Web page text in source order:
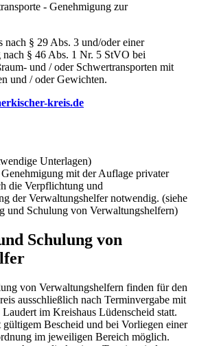
- Genehmigung zur
nach § 29 Abs. 3 und/oder einer
nach § 46 Abs. 1 Nr. 5 StVO bei
und / oder Schwertransporten mit
und / oder Gewichten.
kreis.de
Unterlagen)
mit der Auflage privater
die Verpflichtung und
der Verwaltungshelfer notwendig. (siehe
und Schulung von Verwaltungshelfern)
Schulung von
von Verwaltungshelfern finden für den
ausschließlich nach Terminvergabe mit
im Kreishaus Lüdenscheid statt.
Bescheid und bei Vorliegen einer
im jeweiligen Bereich möglich.